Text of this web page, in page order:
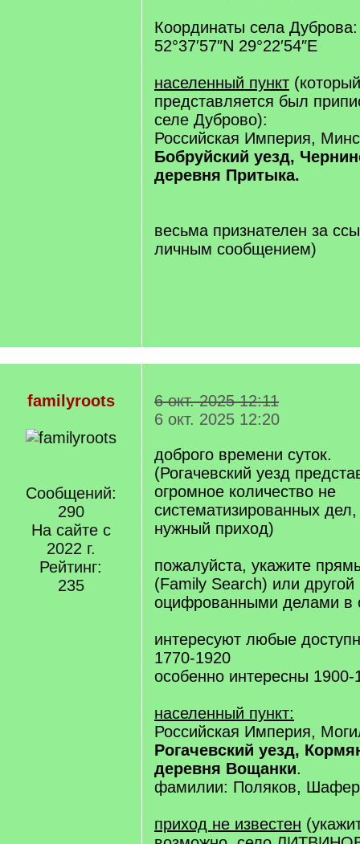
Координаты села Дуброва:
52°37′57″N 29°22′54″E
населенный пункт
представляется был
селе Дуброво):
Российская Империя,
Бобруйский уезд,
деревня Притыка.
весьма признателен за
личным сообщением)
familyroots
Сообщений:
290
На сайте с
2022 г.
Рейтинг:
235
6 окт. 2025 12:11
6 окт. 2025 12:20
доброго времени суток.
(Рогачевский уезд
огромное количество не
систематизированных
нужный приход)
пожалуйста, укажите
(Family Search) или другой
оцифрованными делами в
интересуют любые
1770-1920
особенно интересны 1900-
населенный пункт:
Российская Империя,
Рогачевский уезд,
деревня Вощанки.
фамилии: Поляков,
приход не известен